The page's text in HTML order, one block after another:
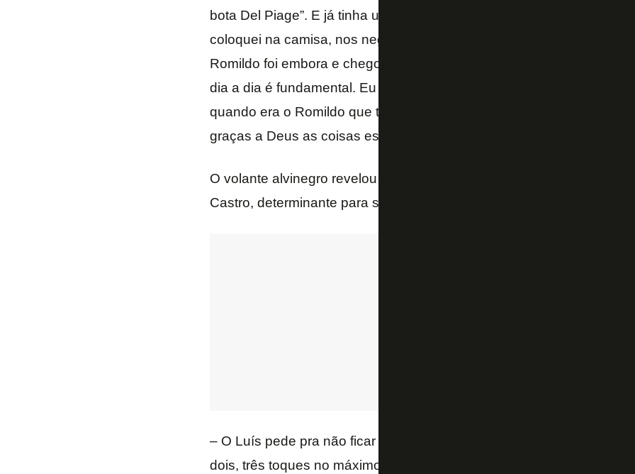
bota Del Piage”. E já tinha uma conversa interna aqui no clube para
coloquei na camisa, nos negócios do clube, parece que tudo mudou,
Romildo foi embora e chegou outro jogador. A confiança que o Luís
dia a dia é fundamental. Eu não mudei nada no meu estilo de jogo.
quando era o Romildo que trabalhava, da mesma forma trabalho
graças a Deus as coisas estão fluindo e acontecendo – disse Del
O volante alvinegro revelou também uma conversa importante que
Castro, determinante para sua transformação dentro do elenco
– O Luís pede pra não ficar pensando com a bola no pé, pra fazer o
dois, três toques no máximo. Um dia, ele chegou em mim, no